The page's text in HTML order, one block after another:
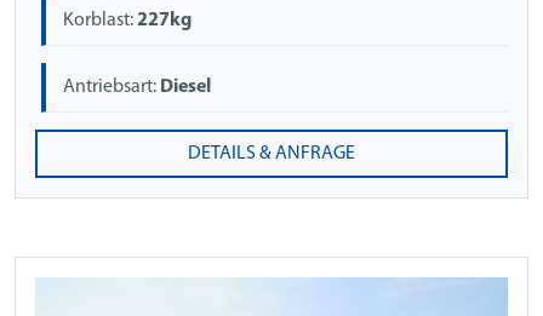
Korblast:227kg
Antriebsart: Diesel
DETAILS & ANFRAGE